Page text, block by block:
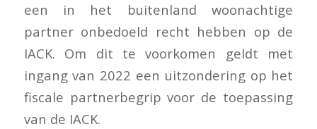
een in het buitenland woonachtige
partner onbedoeld recht hebben op de
IACK. Om dit te voorkomen geldt met
ingang van 2022 een uitzondering op het
fiscale partnerbegrip voor de toepassing
van de IACK.